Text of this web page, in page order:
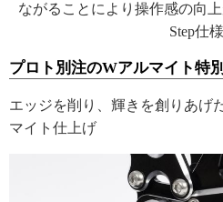
ながることにより操作感の向
Step仕様
プロト別注のWアルマイト特
エッジを削り、輝きを創りあげ
マイト仕上げ